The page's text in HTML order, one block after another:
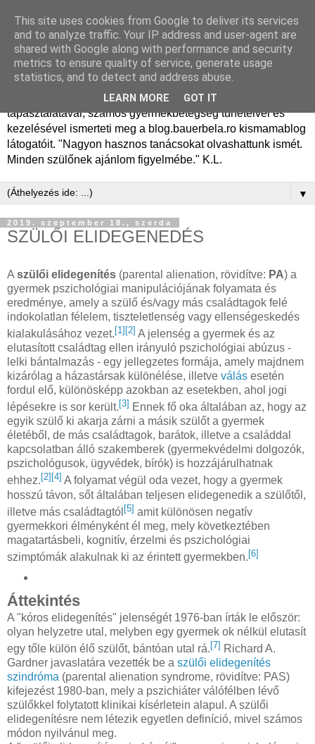
Dr. Bauer Béla Ph.D.
gyermekgyógyász
Dr. Bauer Béla Ph.D. gyermekgyógyász főorvos, 50 éves
tapasztalatával, számos gyermekbetegség tüneteivel és
kezelésével ismerteti meg a blog.bauerbela.ro kismamablog
látogatóit. "Nagyon hasznos tanácsokat olvashattunk ismét.
Minden szülőnek ajánlom figyelmébe." K.L.
▼
2019. szeptember 18., szerda
SZÜLŐI ELIDEGENEDÉS
A szülői elidegenítés (parental alienation, rövidítve: PA) a
gyermek pszichológiai manipulációjának folyamata és
eredménye, amely a szülő és/vagy más családtagok felé
indokolatlan félelem, tiszteletlenség vagy ellenségeskedés
kialakulásához vezet. [1] [2] A jelenség a gyermek és az
elutasított családtag ellen irányuló pszichológiai abúzus -
lelki bántalmazás - egy jellegzetes formája, amely majdnem
kizárólag a házastársak különélése, illetve válás esetén
fordul elő, különösképp azokban az esetekben, ahol jogi
lépésekre is sor került. [3] Ennek fő oka általában az, hogy az
egyik szülő ki akarja zárni a másik szülőt a gyermek
életéből, de más családtagok, barátok, illetve a családdal
kapcsolatban álló szakemberek (gyermekvédelmi dolgozók,
pszichológusok, ügyvédek, bírók) is hozzájárulhatnak
ehhez. [2] [4] A folyamat végül oda vezet, hogy a gyermek
hosszú távon, sőt általában teljesen elidegenedik a szülőtől,
illetve más családtagtól [5] amit különösen negatív
gyermekkori élményként él meg, mely következtében
magatartásbeli, kognitív, érzelmi és pszichológiai
szimptómák alakulnak ki az érintett gyermekben. [6]
Áttekintés
A "kóros elidegenítés" jelenségét 1976-ban írták le először:
olyan helyzetre utal, melyben egy gyermek ok nélkül elutasít
egy tőle külön élő szülőt, bántóan utal rá. [7] Richard A.
Gardner javaslatára vezették be a szülői elidegenítés
szindróma (parental alienation syndrome, rövidítve: PAS)
kifejezést 1980-ban, mely a pszichiáter válófélben lévő
szülőkkel folytatott klinikai kísérletein alapul. A szülői
elidegenítésre nem létezik egyetlen definíció, mivel számos
módon nyilvánul meg.
This site uses cookies from Google to deliver its services
and to analyze traffic. Your IP address and user-agent are
shared with Google along with performance and security
metrics to ensure quality of service, generate usage
statistics, and to detect and address abuse.
LEARN MORE GOT IT